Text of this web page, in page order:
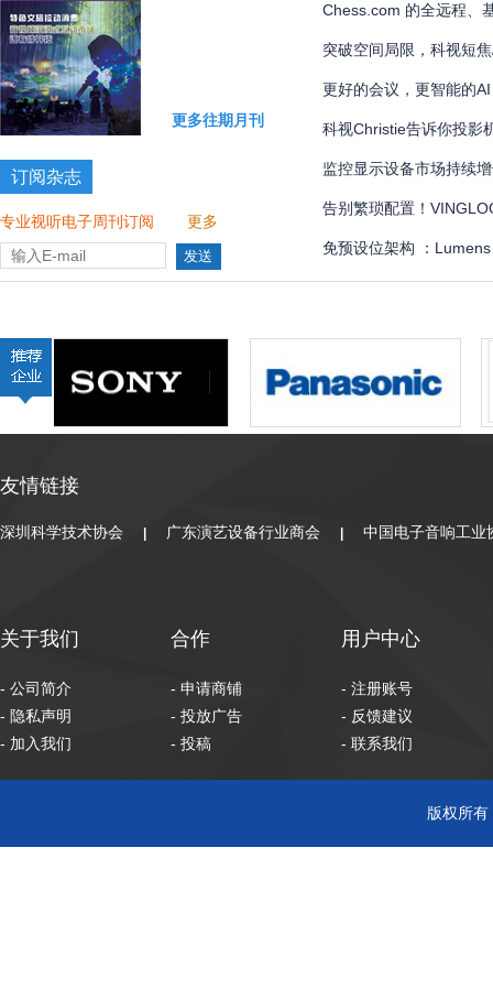
更多往期月刊
订阅杂志
专业视听电子周刊订阅 更多
款？
Chess.com 的全远程、
国际象棋比赛多达 300
突破空间局限，科视短
更好的会议，更智能的AI
科视Christie告诉你投影
监控显示设备市场持续
告别繁琐配置！
管理界面全解
免预设位架构 ：
全自动化
友情链接
深圳科学技术协会 广东演艺设备行业商会 中国电子音响工业
关于我们
- 公司简介
- 隐私声明
- 加入我们
合作
- 申请商铺
- 投放广告
- 投稿
用户中心
- 注册账号
- 反馈建议
- 联系我们
版权所